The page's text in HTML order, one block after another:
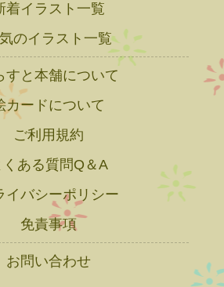
着イラスト一覧
のイラスト一覧
すと本舗について
カードについて
ご利用規約
くある質問Q＆A
イバシーポリシー
免責事項
お問い合わせ